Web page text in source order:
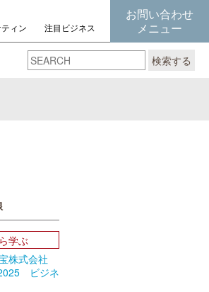
ィン
注目ビジネス
お問い合わせ
メニュー
検索する
学ぶ
株式会社
ビジネ